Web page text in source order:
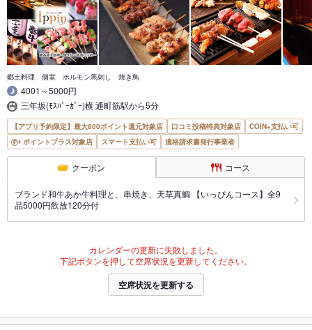
郷土料理 個室 ホルモン馬刺し 焼き鳥
4001～5000円
三年坂(ﾓｽﾊﾞｰｶﾞｰ)横 通町筋駅から5分
【アプリ予約限定】最大800ポイント還元対象店 口コミ投稿特典対象店
COIN+支払い可
ポイントプラス対象店
スマート支払い可 適格請求書発行事業者
クーポン コース
ブランド和牛あか牛料理と、串焼き、天草真鯛 【いっぴんコース】全9
品5000円飲放120分付
カレンダーの更新に失敗しました。
下記ボタンを押して空席状況を更新してください。
空席状況を更新する